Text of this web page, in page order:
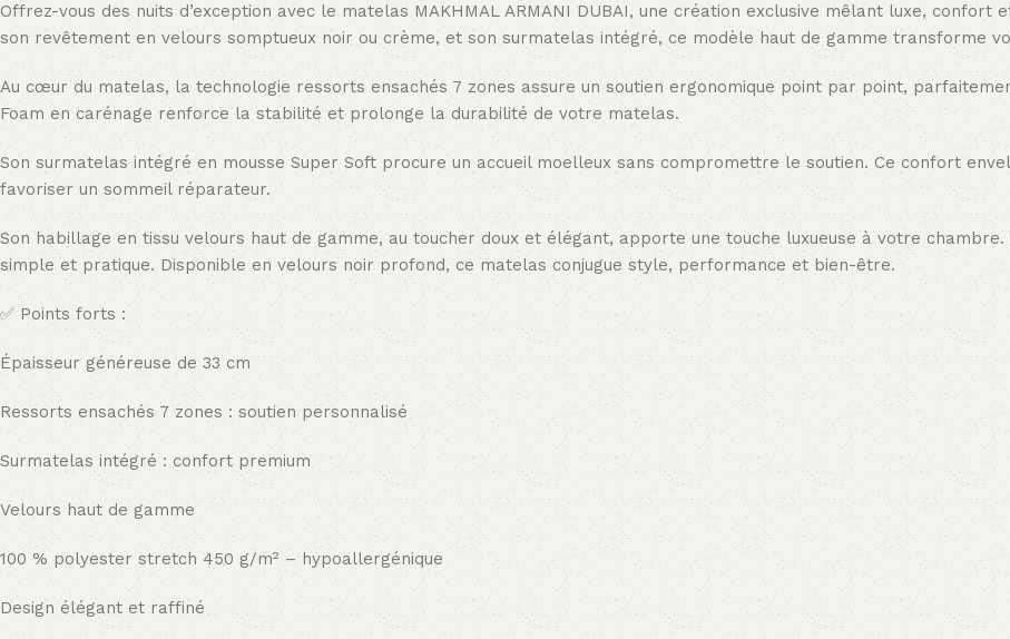
Offrez-vous des nuits d’exception avec le matelas MAKHMAL ARMANI DUBAI, une création exclusive mêlant luxe, confort
son revêtement en velours somptueux noir ou crème, et son surmatelas intégré, ce modèle haut de gamme transforme
Au cœur du matelas, la technologie ressorts ensachés 7 zones assure un soutien ergonomique point par point,
Foam en carénage renforce la stabilité et prolonge la durabilité de votre matelas.
Son surmatelas intégré en mousse Super Soft procure un accueil moelleux sans compromettre le soutien. Ce confort
favoriser un sommeil réparateur.
Son habillage en tissu velours haut de gamme, au toucher doux et élégant, apporte une touche luxueuse à votre
simple et pratique. Disponible en velours noir profond, ce matelas conjugue style, performance et bien-être.
✅ Points forts :
Épaisseur généreuse de 33 cm
Ressorts ensachés 7 zones : soutien personnalisé
Surmatelas intégré : confort premium
Velours haut de gamme
100 % polyester stretch 450 g/m² – hypoallergénique
Design élégant et raffiné